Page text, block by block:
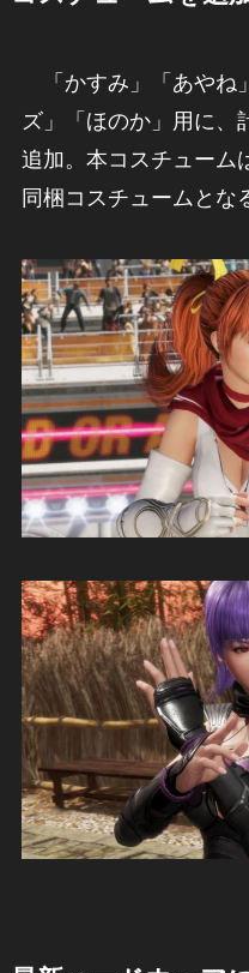
「かすみ」「あやね
ズ」「ほのか」用に、
追加。本コスチューム
同梱コスチュームとな